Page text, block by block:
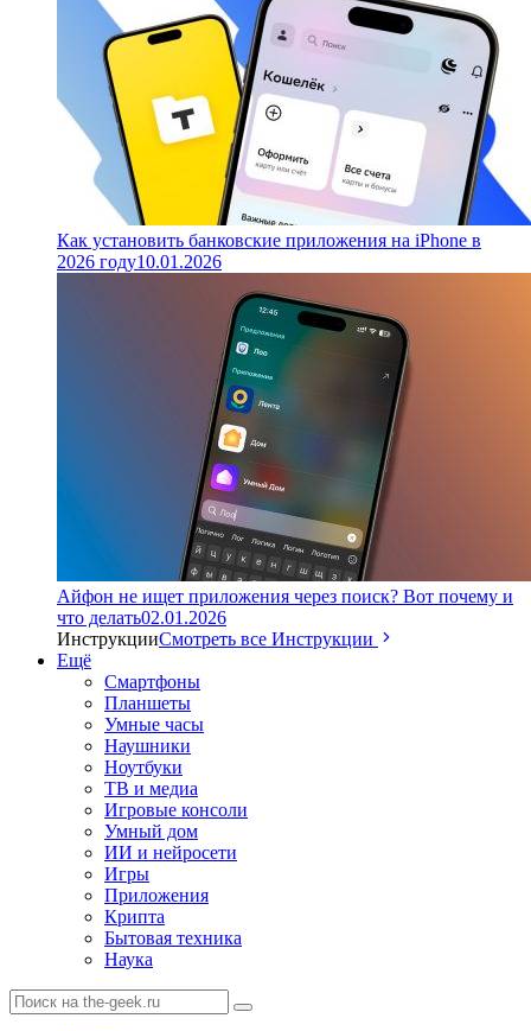
Как установить банковские приложения на iPhone в
2026 году10.01.2026
Айфон не ищет приложения через поиск? Вот почему и
что делать02.01.2026
ИнструкцииСмотреть все Инструкции
Ещё
Смартфоны
Планшеты
Умные часы
Наушники
Ноутбуки
ТВ и медиа
Игровые консоли
Умный дом
ИИ и нейросети
Игры
Приложения
Крипта
Бытовая техника
Наука